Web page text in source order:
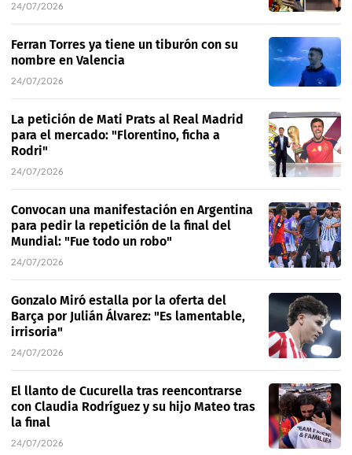
24/07/2026
Ferran Torres ya tiene un tiburón con su
nombre en Valencia
24/07/2026
La petición de Mati Prats al Real Madrid
para el mercado: "Florentino, ficha a
Rodri"
24/07/2026
Convocan una manifestación en Argentina
para pedir la repetición de la final del
Mundial: "Fue todo un robo"
24/07/2026
Gonzalo Miró estalla por la oferta del
Barça por Julián Álvarez: "Es lamentable,
irrisoria"
24/07/2026
El llanto de Cucurella tras reencontrarse
con Claudia Rodríguez y su hijo Mateo tras
la final
24/07/2026